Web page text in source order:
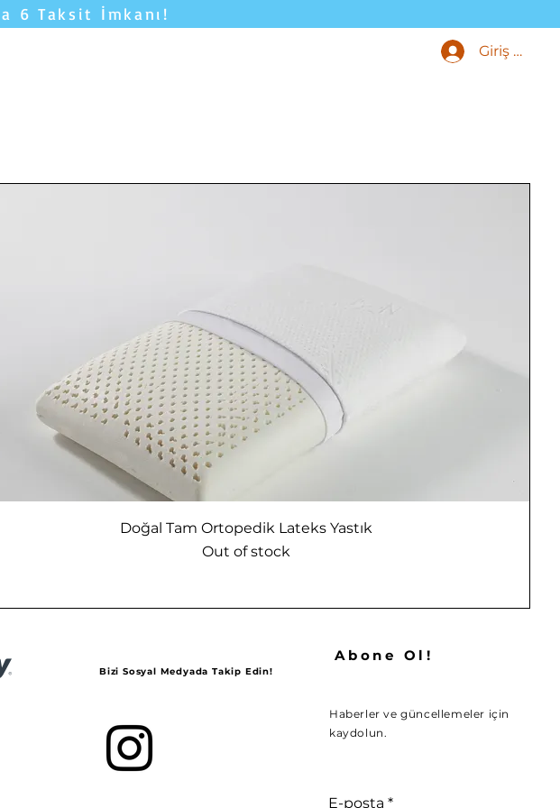
6 Taksit İmkanı!
Giriş Yap
Doğal Tam Ortopedik Lateks Yastık
Out of stock
Abone Ol!
Bizi Sosyal Medyada Takip Edin!
Haberler ve güncellemeler için
kaydolun.
E-posta